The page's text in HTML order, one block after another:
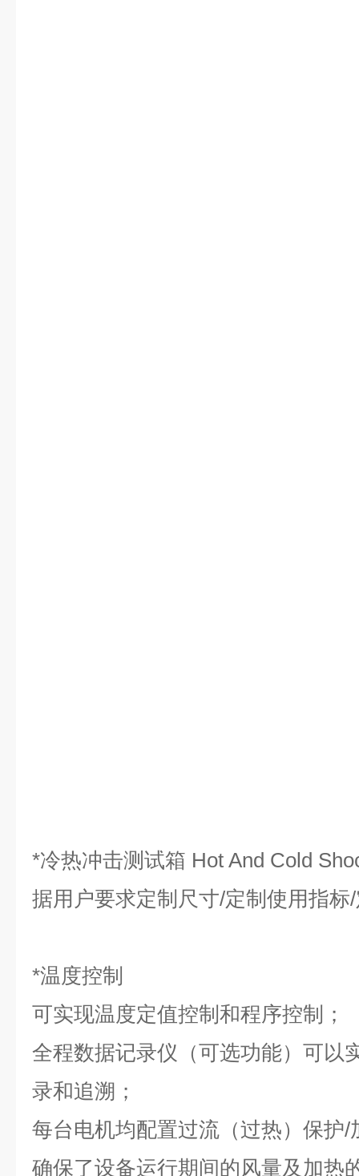
*冷热冲击测试箱 Hot And Cold
据用户要求定制尺寸/定制使用指标
*温度控制
可实现温度定值控制和程序控制；
全程数据记录仪（可选功能）可以
录和追溯；
每台电机均配置过流（过热）保护
确保了设备运行期间的风量及加热